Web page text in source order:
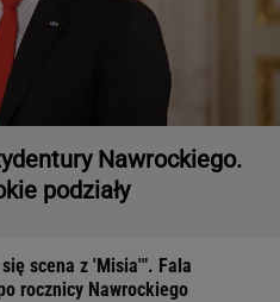
Nawrockiego.
podziały
scena z 'Misia'". Fala
rocznicy Nawrockiego